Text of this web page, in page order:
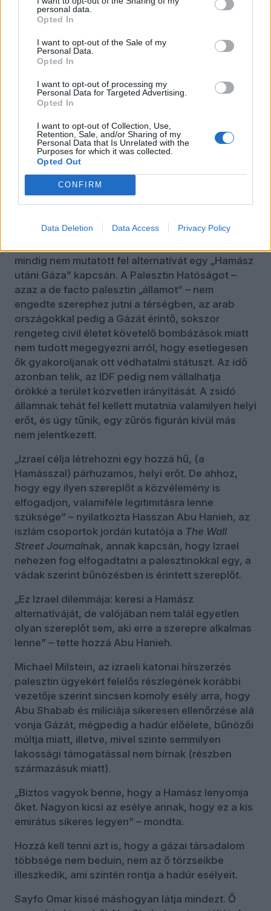
personal data.
Opted In
I want to opt-out of the Sale of my
Personal Data.
Opted In
I want to opt-out of processing my
Personal Data for Targeted Advertising.
Opted In
I want to opt-out of Collection, Use,
Retention, Sale, and/or Sharing of my
Personal Data that Is Unrelated with the
Purposes for which it was collected.
Opted Out
CONFIRM
Data Deletion Data Access Privacy Policy
miatt, de azért is, mert a zsidó államnak komoly
együttműködésben. A beduinok a zsidók mellé
álltak az izraeli függetlenségi háború idején, és
nyomkövetőkként és felderítőkként – az Izraeli
Védelmi Erők kötelékében.
De, adódik a kérdés, ha Abu Shabab és erői egy,
a palesztin társadalmon belül marginális
etnikumot, a beduinokat képviselik, és nem hatja
át őket a palesztin nemzeti tudat, mégis milyen
szerepet játszhatnak?
Lehet-e Abu Shabab Gáza új ura?
Bár a gázai háború lassan két éve tart, és Izrael
mindig nem mutatott fel alternatívát egy „Hamász
utáni Gáza” kapcsán. A Palesztin Hatóságot –
azaz a de facto palesztin „államot” – nem
engedte szerephez jutni a térségben, az arab
országokkal pedig a Gázát érintő, sokszor
rengeteg civil életet követelő bombázások miatt
nem tudott megegyezni arról, hogy esetlegesen
ők gyakoroljanak ott védhatalmi státuszt. Az idő
azonban telik, az IDF pedig nem vállalhatja
örökké a terület közvetlen irányítását. A zsidó
államnak tehát fel kellett mutatnia valamilyen helyi
erőt, és úgy tűnik, egy zűrös figurán kívül más
nem jelentkezett.
„Izrael célja létrehozni egy hozzá hű, (a
Hamásszal) párhuzamos, helyi erőt. De ahhoz,
hogy egy ilyen szereplőt a közvélemény is
elfogadjon, valamiféle legitimitásra lenne
szüksége” – nyilatkozta Hasszan Abu Hanieh, az
iszlám csoportok jordán kutatója a The Wall
Street Journalnak, annak kapcsán, hogy Izrael
nehezen fog elfogadtatni a palesztinokkal egy, a
vádak szerint bűnözésben is érintett szereplőt.
„Ez Izrael dilemmája: keresi a Hamász
alternatíváját, de valójában nem talál egyetlen
olyan szereplőt sem, aki erre a szerepre alkalmas
lenne” – tette hozzá Abu Hanieh.
Michael Milstein, az izraeli katonai hírszerzés
palesztin ügyekért felelős részlegének korábbi
vezetője szerint sincsen komoly esély arra, hogy
Abu Shabab és milíciája sikeresen ellenőrzése alá
vonja Gázát, mégpedig a hadúr előélete, bűnözői
múltja miatt, illetve, mivel szinte semmilyen
lakossági támogatással nem bírnak (részben
származásuk miatt).
„Biztos vagyok benne, hogy a Hamász lenyomja
őket. Nagyon kicsi az esélye annak, hogy ez a kis
emirátus sikeres legyen” – mondta.
Hozzá kell tenni azt is, hogy a gázai társadalom
többsége nem beduin, nem az ő törzseikbe
illeszkedik, ami szintén rontja a hadúr esélyeit.
Sayfo Omar kissé máshogyan látja mindezt. Ő